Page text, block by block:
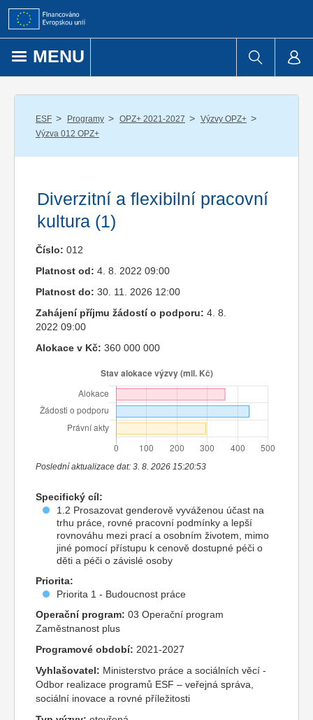
Přejít k obsahu
MENU
ESF / Programy / OPZ+ 2021-2027 / Výzvy OPZ+ /
Výzva 012 OPZ+
Diverzitní a flexibilní pracovní
kultura (1)
Číslo: 012
Platnost od: 4. 8. 2022 09:00
Platnost do: 30. 11. 2026 12:00
Zahájení příjmu žádostí o podporu: 4. 8.
2022 09:00
Alokace v Kč: 360 000 000
Poslední aktualizace dat: 3. 8. 2026 15:20:53
Specifický cíl:
1.2 Prosazovat genderově vyváženou účast na
trhu práce, rovné pracovní podmínky a lepší
rovnováhu mezi prací a osobním životem, mimo
jiné pomocí přístupu k cenově dostupné péči o
děti a péči o závislé osoby
Priorita:
Priorita 1 - Budoucnost práce
Operační program: 03 Operační program
Zaměstnanost plus
Programové období: 2021-2027
Vyhlašovatel: Ministerstvo práce a sociálních věcí -
Odbor realizace programů ESF – veřejná správa,
sociální inovace a rovné příležitosti